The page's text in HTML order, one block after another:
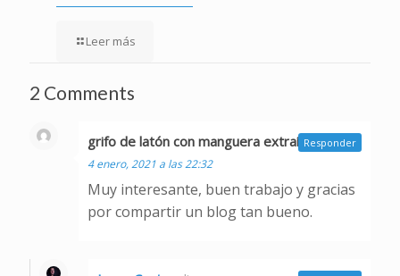
Leer más
2 Comments
grifo de latón con manguera extraíble dice:
4 enero, 2021 a las 22:32
Muy interesante, buen trabajo y gracias
por compartir un blog tan bueno.
Responder